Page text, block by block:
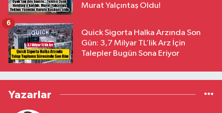
Murat Yalçıntaş Oldu!
Quick Sigorta Halka Arzında Son
Gün: 3,7 Milyar TL’lik Arz İçin
Talepler Bugün Sona Eriyor
6
Yazarlar